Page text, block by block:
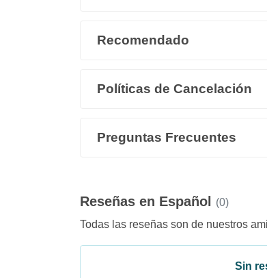
Recomendado
Políticas de Cancelación
Preguntas Frecuentes
Reseñas en Español
(0)
Todas las reseñas son de nuestros
Sin